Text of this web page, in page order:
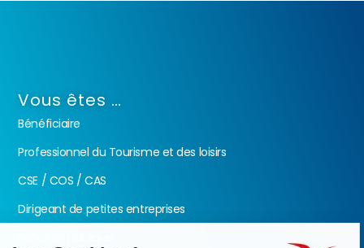
Vous êtes …
Bénéficiaire
Professionnel du Tourisme et des loisirs
CSE / COS / CAS
Dirigeant de petites entreprises